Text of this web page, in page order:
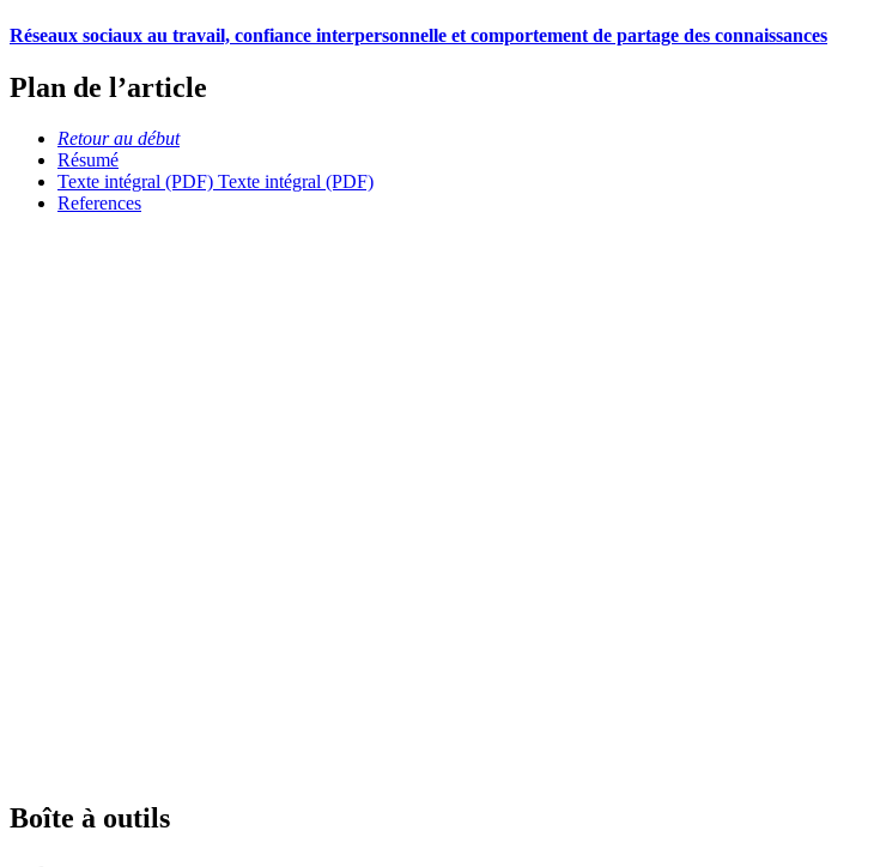
Réseaux sociaux au travail, confiance interpersonnelle et comportement de partage des connaissances
Plan de l’article
Retour au début
Résumé
Texte intégral (PDF) Texte intégral (PDF)
References
Boîte à outils